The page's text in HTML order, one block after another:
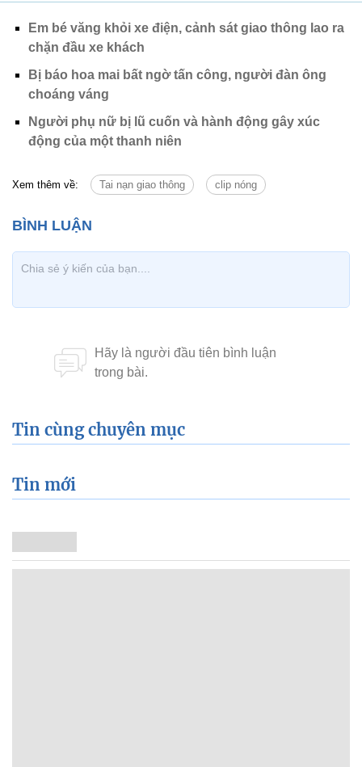
Em bé văng khỏi xe điện, cảnh sát giao thông lao ra
chặn đầu xe khách
Bị báo hoa mai bất ngờ tấn công, người đàn ông
choáng váng
Người phụ nữ bị lũ cuốn và hành động gây xúc
động của một thanh niên
Xem thêm về: Tai nạn giao thông clip nóng
Tin cùng chuyên mục
Tin mới